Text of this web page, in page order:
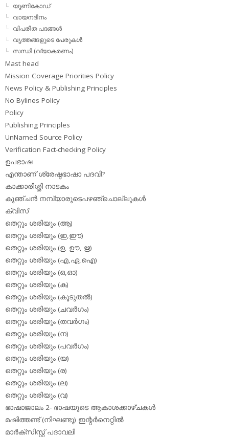
യൂണികോഡ്
വായനദിനം
വിപരീത പദങ്ങള്‍
വൃത്തങ്ങളുടെ പേരുകള്‍
സന്ധി (വ്യാകരണം)
Mast head
Mission Coverage Priorities Policy
News Policy & Publishing Principles
No Bylines Policy
Policy
Publishing Principles
UnNamed Source Policy
Verification Fact-checking Policy
ഉപഭാഷ
എന്താണ് ശ്രേഷ്ഠഭാഷാ പദവി?
കാക്കാരിശ്ശി നാടകം
കുഞ്ചന്‍ നമ്പ്യാരുടെപഴഞ്ചൊല്ലുകള്‍
ക്വിസ്
തെറ്റും ശരിയും (ആ)
തെറ്റും ശരിയും (ഇ,ഈ)
തെറ്റും ശരിയും (ഉ, ഊ, ഋ)
തെറ്റും ശരിയും (എ,ഏ,ഐ)
തെറ്റും ശരിയും (ഒ,ഓ)
തെറ്റും ശരിയും (ക)
തെറ്റും ശരിയും (കൂടുതല്‍)
തെറ്റും ശരിയും (ചവര്‍ഗം)
തെറ്റും ശരിയും (തവര്‍ഗം)
തെറ്റും ശരിയും (ന)
തെറ്റും ശരിയും (പവര്‍ഗം)
തെറ്റും ശരിയും (യ)
തെറ്റും ശരിയും (ര)
തെറ്റും ശരിയും (ല)
തെറ്റും ശരിയും (വ)
ഭാഷാജാലം 2- ഭാഷയുടെ ആകാശക്കാഴ്ചകള്‍
മഷിത്തണ്ട് (നിഘണ്ടു) ഇന്റര്‍നെറ്റില്‍
മാര്‍ക്‌സിസ്റ്റ് പദാവലി